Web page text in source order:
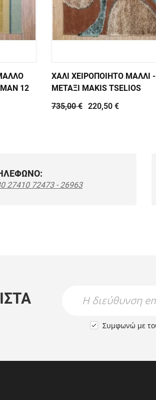
12
ΧΑΛΙ ΧΕΙΡΟΠΟΙΗΤΟ ΜΑΛΛΙ -
ΜΕΤΑΞΙ MAKIS TSELIOS
735,00 € 220,50 €
27410 72473 - 26963
 Συμφωνώ με